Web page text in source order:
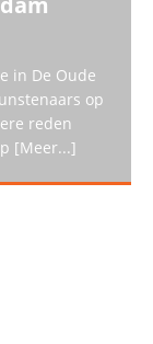
in De Oude
op
reden
[Meer...]